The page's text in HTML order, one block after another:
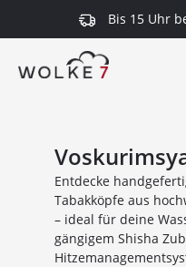
springen Bis 15 Uhr
Entdecke
Tabakköpfe aus
– ideal für deine
gängigem Shisha